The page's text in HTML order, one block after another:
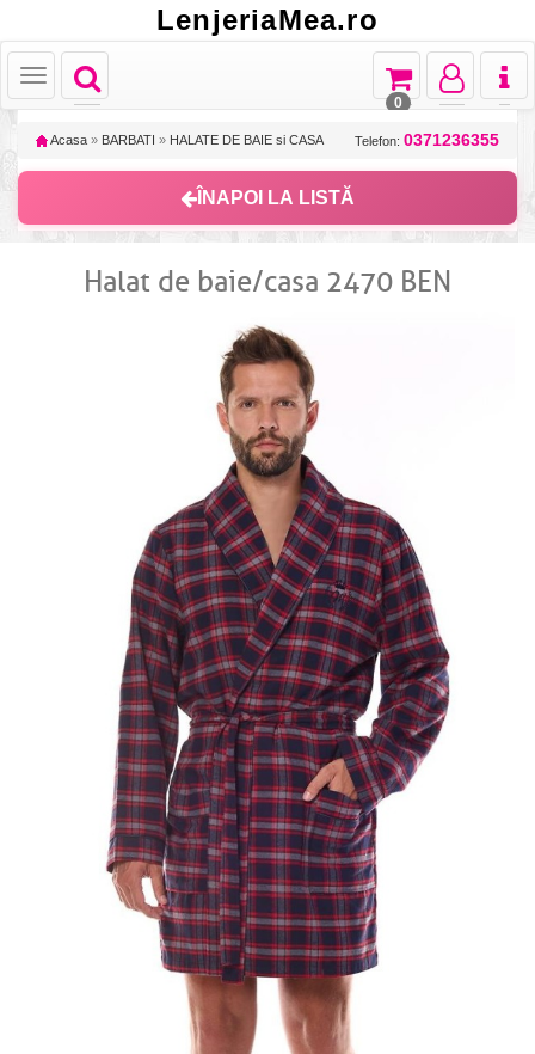
LenjeriaMea.ro
Toggle
navigation
Toggle
Toggle
navigation
Toggle
navigation
Toggle
navigation
0
Acasa » BARBATI » HALATE DE BAIE si CASA Telefon: 0371236355
ÎNAPOI LA LISTĂ
Halat de baie/casa 2470 BEN